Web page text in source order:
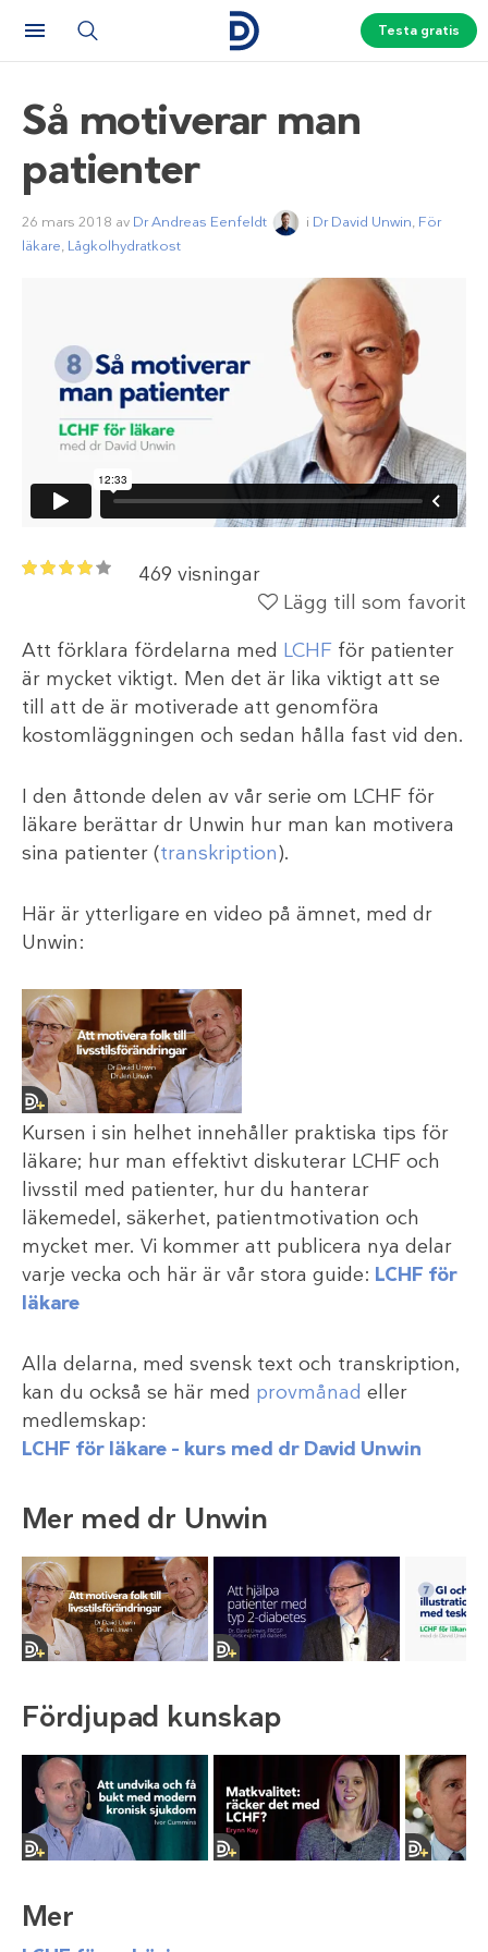
Testa gratis
Så motiverar man
patienter
26 mars 2018 av Dr Andreas Eenfeldt i Dr David Unwin, För
läkare, Lågkolhydratkost
469 visningar
Lägg till som favorit
Att förklara fördelarna med LCHF för patienter
är mycket viktigt. Men det är lika viktigt att se
till att de är motiverade att genomföra
kostomläggningen och sedan hålla fast vid den.
I den åttonde delen av vår serie om LCHF för
läkare berättar dr Unwin hur man kan motivera
sina patienter (transkription).
Här är ytterligare en video på ämnet, med dr
Unwin:
Kursen i sin helhet innehåller praktiska tips för
läkare; hur man effektivt diskuterar LCHF och
livsstil med patienter, hur du hanterar
läkemedel, säkerhet, patientmotivation och
mycket mer. Vi kommer att publicera nya delar
varje vecka och här är vår stora guide: LCHF för
läkare
Alla delarna, med svensk text och transkription,
kan du också se här med provmånad eller
medlemskap:
LCHF för läkare – kurs med dr David Unwin
Mer med dr Unwin
Fördjupad kunskap
Mer